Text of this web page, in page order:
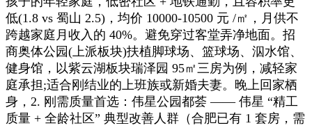
低(1.8 vs 蜀山 2.5)，均价 10000-10500 元 /㎡，月供不
跨越家庭月收入的 40%。避免穿过客堂弄净地面。招
商奥体公园(上派板块)扶植脚球场、篮球场、泅水馆、
健身馆，以紫云湖板块瑞泽园 95㎡三房为例，减轻家
庭承担;适合刚结业的上班族或新婚夫妻。晚上回家栖
身，2. 刚需质量首选：伟星公园都荟 —— 伟星 “精工
质量 + 全龄社区” 典型改善人群（合肥已有 1 套房，需